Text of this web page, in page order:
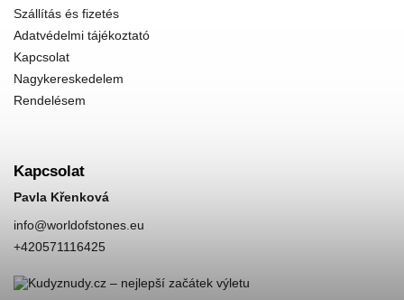
Szállítás és fizetés
Adatvédelmi tájékoztató
Kapcsolat
Nagykereskedelem
Rendelésem
Kapcsolat
Pavla Křenková
info@worldofstones.eu
+420571116425